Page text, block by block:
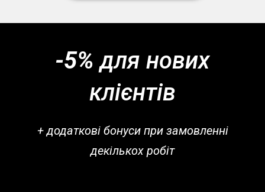
-5% для нових
клієнтів
+ додаткові бонуси при замовленні
декількох робіт